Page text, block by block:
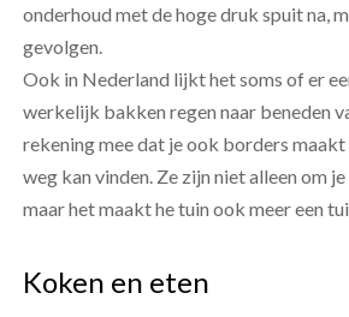
onderhoud met de hoge druk spuit na,
gevolgen.
Ook in Nederland lijkt het soms of er
werkelijk bakken regen naar beneden
rekening mee dat je ook borders maakt
weg kan vinden. Ze zijn niet alleen om
maar het maakt he tuin ook meer een
Koken en eten